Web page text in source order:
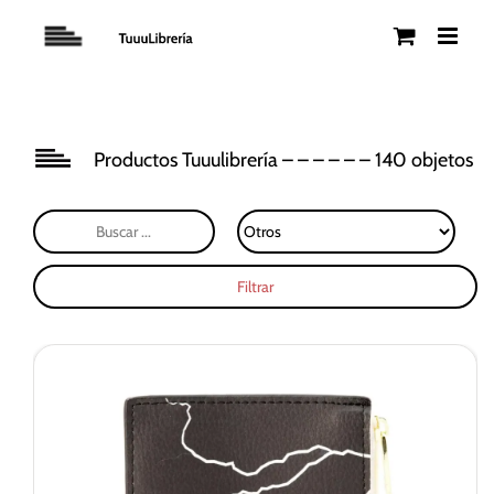
Productos Tuuulibrería – – – – – – 140 objetos
Filtrar